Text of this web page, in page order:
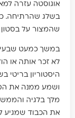
אוגוסטה עזרה
בשלג שהרתיחה.
שהמצור על בסטון
במשך כמעט
לא זכר אותה או
היסטוריון בריטי
מלך בלגיה
את הכבוד שמגיע